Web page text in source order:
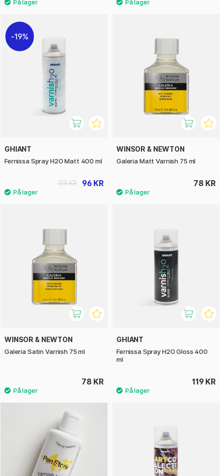
19%
GHIANT
Fernissa Spray H2O Matt 400 ml
96 KR
119 KR
WINSOR & NEWTON
Galeria Matt Varnish 75 ml
78 KR
WINSOR & NEWTON
Galeria Satin Varnish 75 ml
78 KR
GHIANT
Fernissa Spray H2O Gloss 400
ml
119 KR